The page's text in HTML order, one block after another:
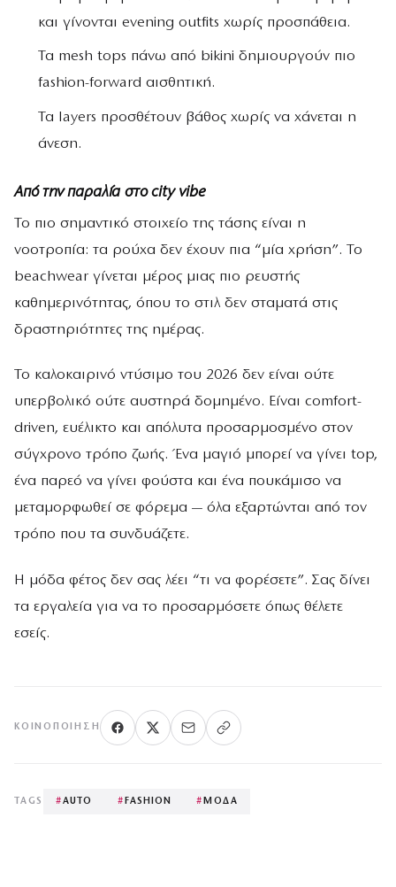
και γίνονται evening outfits χωρίς προσπάθεια.
Τα mesh tops πάνω από bikini δημιουργούν πιο
fashion-forward αισθητική.
Τα layers προσθέτουν βάθος χωρίς να χάνεται η
άνεση.
Από την παραλία στο city vibe
Το πιο σημαντικό στοιχείο της τάσης είναι η
νοοτροπία: τα ρούχα δεν έχουν πια “μία χρήση”. Το
beachwear γίνεται μέρος μιας πιο ρευστής
καθημερινότητας, όπου το στιλ δεν σταματά στις
δραστηριότητες της ημέρας.
Το καλοκαιρινό ντύσιμο του 2026 δεν είναι ούτε
υπερβολικό ούτε αυστηρά δομημένο. Είναι comfort-
driven, ευέλικτο και απόλυτα προσαρμοσμένο στον
σύγχρονο τρόπο ζωής. Ένα μαγιό μπορεί να γίνει top,
ένα παρεό να γίνει φούστα και ένα πουκάμισο να
μεταμορφωθεί σε φόρεμα — όλα εξαρτώνται από τον
τρόπο που τα συνδυάζετε.
Η μόδα φέτος δεν σας λέει “τι να φορέσετε”. Σας δίνει
τα εργαλεία για να το προσαρμόσετε όπως θέλετε
εσείς.
ΚΟΙΝΟΠΟΊΗΣΗ
TAGS #AUTO # FASHION # ΜΟΔΑ